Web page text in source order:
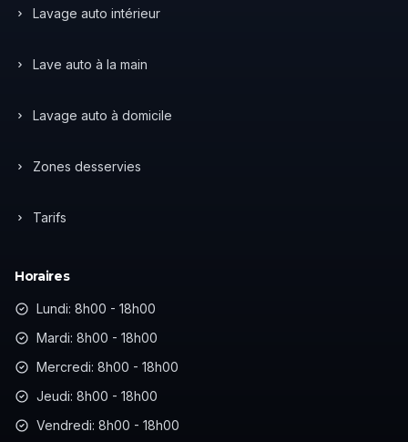
Lavage auto intérieur
Lave auto à la main
Lavage auto à domicile
Zones desservies
Tarifs
Horaires
Lundi: 8h00 - 18h00
Mardi: 8h00 - 18h00
Mercredi: 8h00 - 18h00
Jeudi: 8h00 - 18h00
Vendredi: 8h00 - 18h00